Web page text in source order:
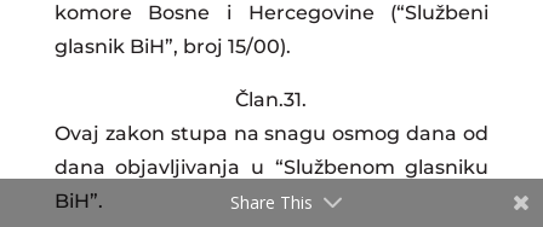
komore Bosne i Hercegovine (“Službeni
glasnik BiH”, broj 15/00).
Član.31.
Ovaj zakon stupa na snagu osmog dana od
dana objavljivanja u “Službenom glasniku
BiH”.
Share This